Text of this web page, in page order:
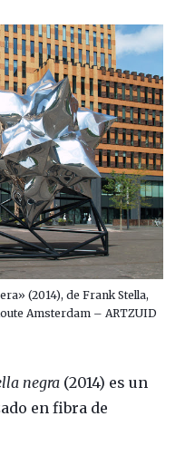
(2014), de Frank Stella,
Amsterdam – ARTZUID
negra (2014) es un
en fibra de